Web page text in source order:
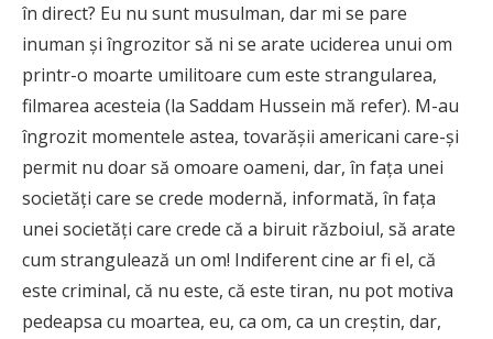
în direct? Eu nu sunt musulman, dar mi se pare
inuman şi îngrozitor să ni se arate uciderea unui om
printr-o moarte umilitoare cum este strangularea,
filmarea acesteia (la Saddam Hussein mă refer). M-au
îngrozit momentele astea, tovarăşii americani care-şi
permit nu doar să omoare oameni, dar, în faţa unei
societăţi care se crede modernă, informată, în faţa
unei societăţi care crede că a biruit războiul, să arate
cum strangulează un om! Indiferent cine ar fi el, că
este criminal, că nu este, că este tiran, nu pot motiva
pedeapsa cu moartea, eu, ca om, ca un creştin, dar,